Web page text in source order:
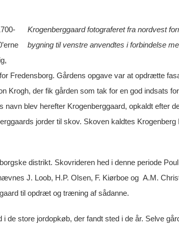
Krogenberggaard fotograferet fra nordvest
bygning til venstre anvendtes i forbindelse
Fredensborg. Gårdens opgave var at opdrætte
Krogh, der fik gården som tak for en god indsats
blev herefter Krogenberggaard, opkaldt efter
jorder til skov. Skoven kaldtes
distrikt. Skovrideren hed i denne periode
J. Loob, H.P. Olsen, F. Kiørboe og A.M.
til opdræt og træning af sådanne.
de store jordopkøb, der fandt sted i de år. Selve